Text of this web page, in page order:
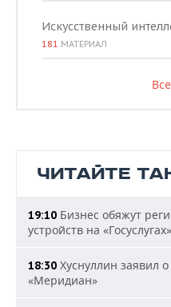
Искусственный
181 МАТЕРИАЛ
ЧИТАЙТЕ
19:10 Бизнес обяжут
устройств на «Госуслугах»
18:30 Хуснуллин заявил
«Меридиан»